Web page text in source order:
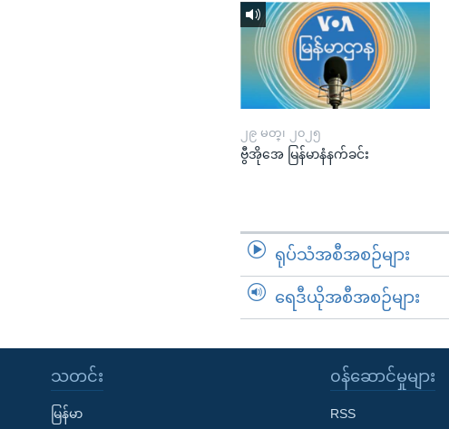
၂၉ မတ္၊ ၂၀၂၅
ဗွီအိုအေ မြန်မာနံနက်ခင်း
ရုပ်သံအစီအစဉ်များ
ရေဒီယိုအစီအစဉ်များ
သတင်း
မြန်မာ
၀န်ဆောင်မှုများ
RSS